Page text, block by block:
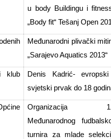
u body Buildingu i
„Body fit“ Tešanj Open
Međunarodni plivački
„Sarajevo Aquatics 2013“
klub
Denis Kadrić-
svjetski prvak do 18
Organizacija
Međunarodnog
turnira za mlade